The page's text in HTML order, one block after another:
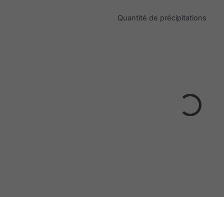
Quantité de précipitations